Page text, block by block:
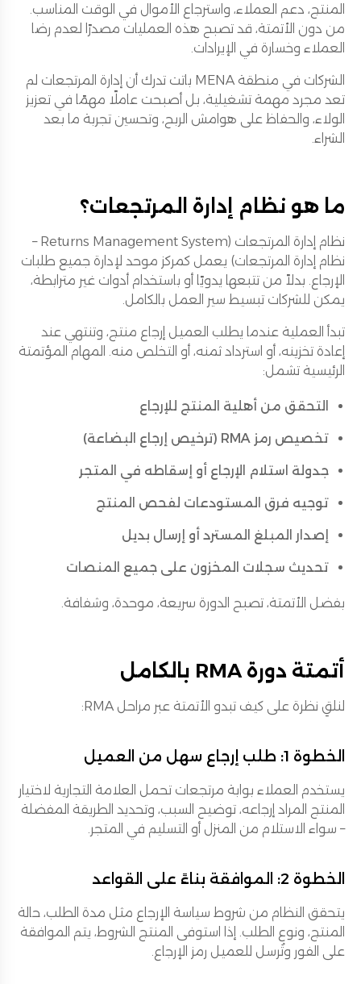
المنتج، دعم العملاء، واسترجاع الأموال في الوقت المناسب.
من دون الأتمتة، قد تصبح هذه العمليات مصدرًا لعدم رضا
العملاء وخسارة في الإيرادات.
الشركات في منطقة MENA باتت تدرك أن إدارة المرتجعات لم
تعد مجرد مهمة تشغيلية، بل أصبحت عاملًا مهمًا في تعزيز
الولاء، والحفاظ على هوامش الربح، وتحسين تجربة ما بعد
الشراء.
ما هو نظام إدارة المرتجعات؟
نظام إدارة المرتجعات (Returns Management System –
نظام إدارة المرتجعات) يعمل كمركز موحد لإدارة جميع طلبات
الإرجاع. بدلاً من تتبعها يدويًا أو باستخدام أدوات غير مترابطة،
يمكن للشركات تبسيط سير العمل بالكامل.
تبدأ العملية عندما يطلب العميل إرجاع منتج، وتنتهي عند
إعادة تخزينه، أو استرداد ثمنه، أو التخلص منه. المهام المؤتمتة
الرئيسية تشمل:
التحقق من أهلية المنتج للإرجاع
تخصيص رمز RMA (ترخيص إرجاع البضاعة)
جدولة استلام الإرجاع أو إسقاطه في المتجر
توجيه فرق المستودعات لفحص المنتج
إصدار المبلغ المسترد أو إرسال بديل
تحديث سجلات المخزون على جميع المنصات
بفضل الأتمتة، تصبح الدورة سريعة، موحدة، وشفافة.
أتمتة دورة RMA بالكامل
لنلقِ نظرة على كيف تبدو الأتمتة عبر مراحل RMA:
الخطوة 1: طلب إرجاع سهل من العميل
يستخدم العملاء بوابة مرتجعات تحمل العلامة التجارية لاختيار
المنتج المراد إرجاعه، توضيح السبب، وتحديد الطريقة المفضلة
– سواء الاستلام من المنزل أو التسليم في المتجر.
الخطوة 2: الموافقة بناءً على القواعد
يتحقق النظام من شروط سياسة الإرجاع مثل مدة الطلب، حالة
المنتج، ونوع الطلب. إذا استوفى المنتج الشروط، يتم الموافقة
على الفور وتُرسل للعميل رمز الإرجاع.